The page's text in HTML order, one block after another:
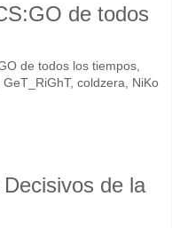
de todos
de todos los tiempos,
coldzera, NiKo
de la